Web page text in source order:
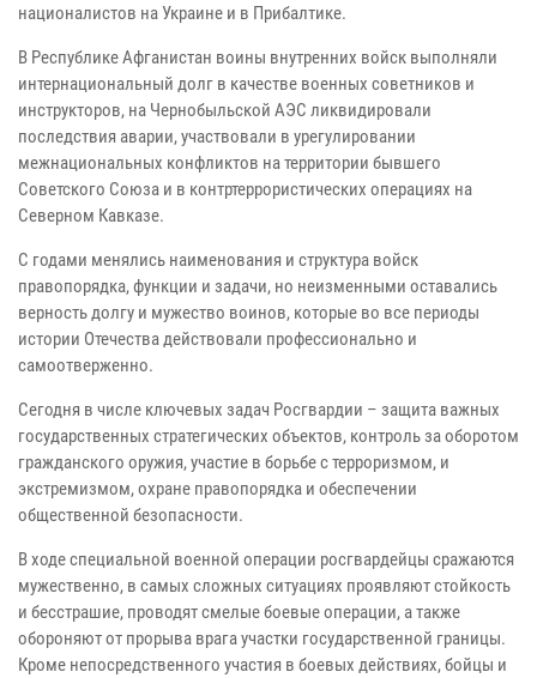
националистов на Украине и в Прибалтике.
В Республике Афганистан воины внутренних войск выполняли
интернациональный долг в качестве военных советников и
инструкторов, на Чернобыльской АЭС ликвидировали
последствия аварии, участвовали в урегулировании
межнациональных конфликтов на территории бывшего
Советского Союза и в контртеррористических операциях на
Северном Кавказе.
С годами менялись наименования и структура войск
правопорядка, функции и задачи, но неизменными оставались
верность долгу и мужество воинов, которые во все периоды
истории Отечества действовали профессионально и
самоотверженно.
Сегодня в числе ключевых задач Росгвардии – защита важных
государственных стратегических объектов, контроль за оборотом
гражданского оружия, участие в борьбе с терроризмом, и
экстремизмом, охране правопорядка и обеспечении
общественной безопасности.
В ходе специальной военной операции росгвардейцы сражаются
мужественно, в самых сложных ситуациях проявляют стойкость
и бесстрашие, проводят смелые боевые операции, а также
обороняют от прорыва врага участки государственной границы.
Кроме непосредственного участия в боевых действиях, бойцы и